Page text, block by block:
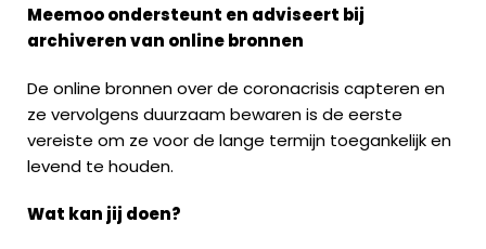
Meemoo ondersteunt en adviseert bij
archiveren van online bronnen
De online bronnen over de coronacrisis capteren en
ze vervolgens duurzaam bewaren is de eerste
vereiste om ze voor de lange termijn toegankelijk en
levend te houden.
Wat kan jij doen?